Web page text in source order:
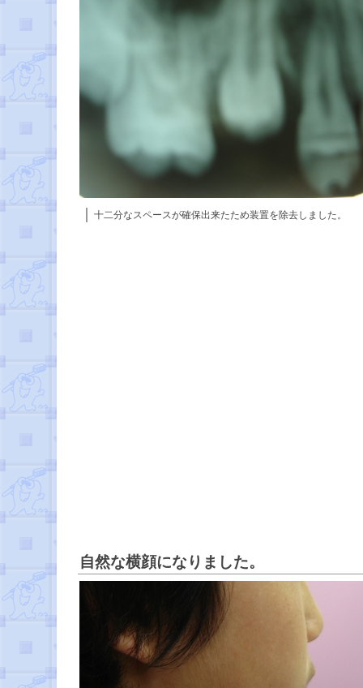
十二分なスペースが確保出来たため装置を除去しました。
自然な横顔になりました。